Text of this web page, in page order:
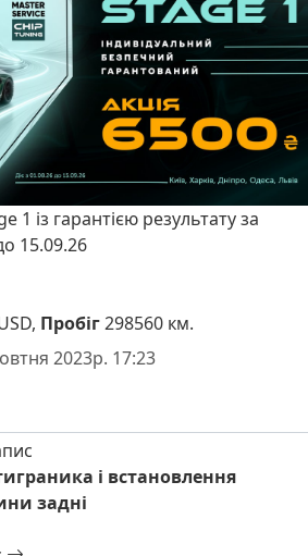
1 із гарантією результату за
15.09.26
Пробіг298560 км.
2023р. 17:23
і встановлення
задні